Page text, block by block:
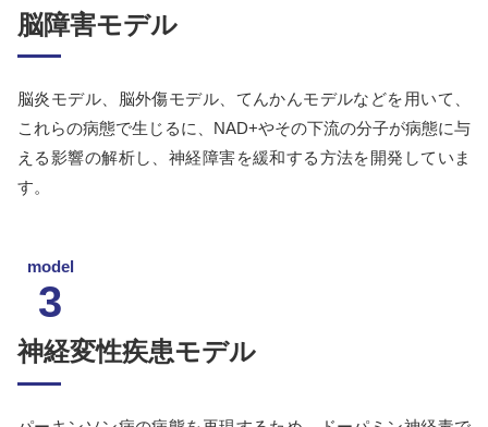
脳障害モデル
脳炎モデル、脳外傷モデル、てんかんモデルなどを用いて、
これらの病態で生じるに、NAD+やその下流の分子が病態に与
える影響の解析し、神経障害を緩和する方法を開発していま
す。
model
3
神経変性疾患モデル